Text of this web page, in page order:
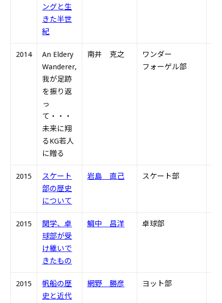
ングと生
きた半世
紀
2014
An Eldery
Wanderer,
我が足跡
を振り返
っ
て・・・
未来に翔
るKG若人
に贈る
南井 克之
ワンダー
フォーゲル部
2015
スケート
部の歴史
について
岩島 直己 スケート部
2015
関学、卓
球部が受
け継いで
きたもの
鯛中 昌洋 卓球部
2015
帆船の歴
史と近代
網野 勝彦 ヨット部